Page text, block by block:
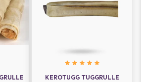
KEROTUGG TUGGRULLE